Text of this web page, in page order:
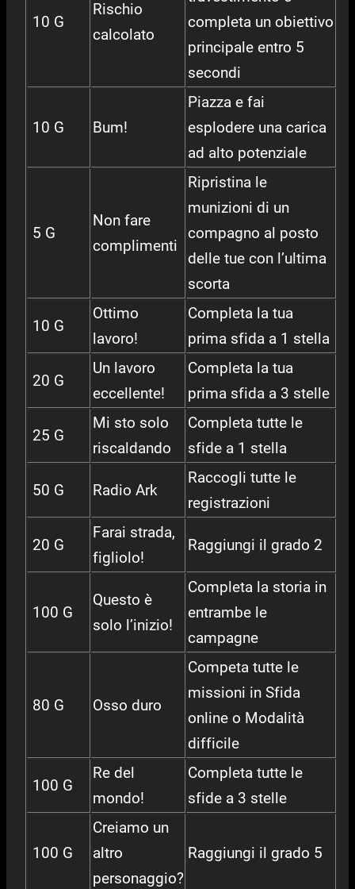
10 G
Rischio
calcolato
completa un obiettivo
principale entro 5
secondi
10 G Bum!
Piazza e fai
esplodere una carica
ad alto potenziale
5 G
Non fare
complimenti
Ripristina le
munizioni di un
compagno al posto
delle tue con l’ultima
scorta
10 G
Ottimo
lavoro!
Completa la tua
prima sfida a 1 stella
20 G
Un lavoro
eccellente!
Completa la tua
prima sfida a 3 stelle
25 G
Mi sto solo
riscaldando
Completa tutte le
sfide a 1 stella
50 G Radio Ark
Raccogli tutte le
registrazioni
20 G
Farai strada,
figliolo!
Raggiungi il grado 2
100 G
Questo è
solo l’inizio!
Completa la storia in
entrambe le
campagne
80 G Osso duro
Competa tutte le
missioni in Sfida
online o Modalità
difficile
100 G
Re del
mondo!
Completa tutte le
sfide a 3 stelle
100 G
Creiamo un
altro
personaggio?
Raggiungi il grado 5